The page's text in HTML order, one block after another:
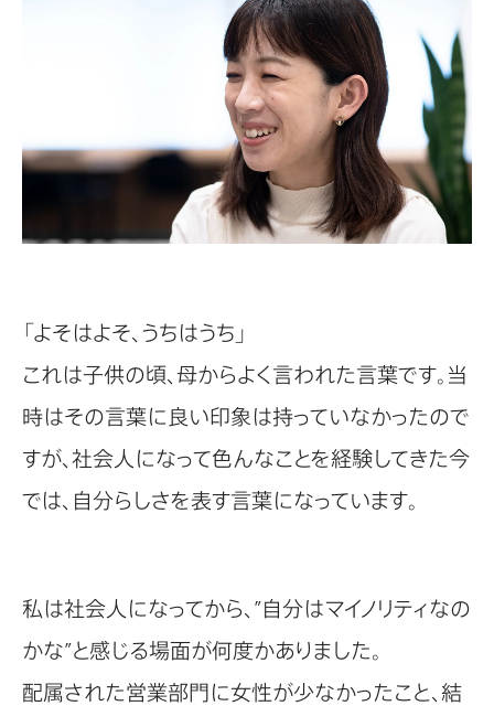
「よそはよそ、うちはうち」
これは子供の頃、母からよく言われた言葉です。当
時はその言葉に良い印象は持っていなかったので
すが、社会人になって色んなことを経験してきた今
では、自分らしさを表す言葉になっています。
私は社会人になってから、”自分はマイノリティなの
かな”と感じる場面が何度かありました。
配属された営業部門に女性が少なかったこと、結